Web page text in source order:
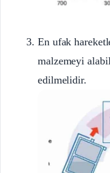
En ufak
malzemeyi
edilmelidir.